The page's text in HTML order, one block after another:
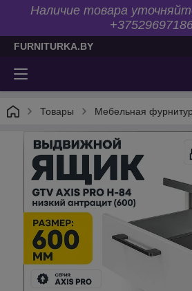
Наличие товара
FURNITURKA.BY
Товары Мебельная